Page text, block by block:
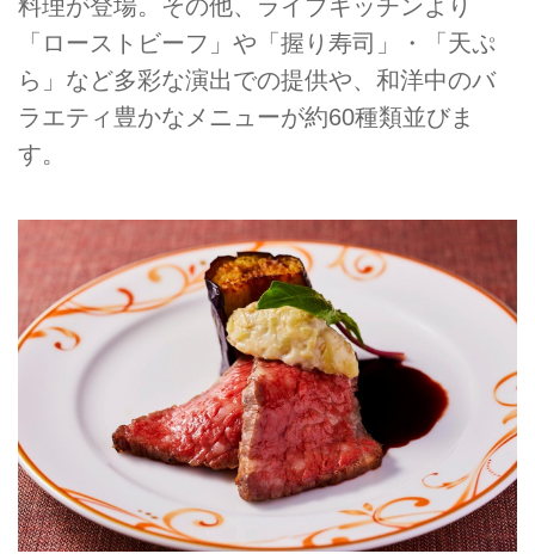
料理が登場。その他、ライブキッチンより
「ローストビーフ」や「握り寿司」・「天ぷ
ら」など多彩な演出での提供や、和洋中のバ
ラエティ豊かなメニューが約60種類並びま
す。